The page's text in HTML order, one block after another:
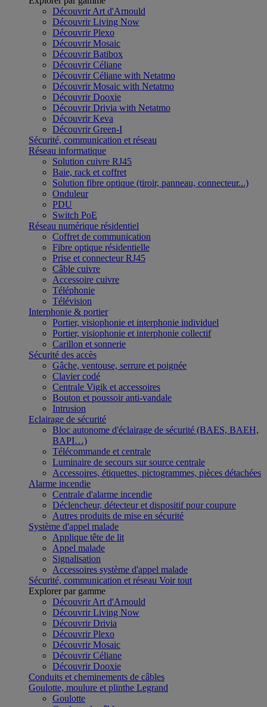
Découvrir Art d'Arnould
Découvrir Living Now
Découvrir Plexo
Découvrir Mosaic
Découvrir Batibox
Découvrir Céliane
Découvrir Céliane with Netatmo
Découvrir Mosaic with Netatmo
Découvrir Dooxie
Découvrir Drivia with Netatmo
Découvrir Keva
Découvrir Green-I
Sécurité, communication et réseau
Réseau informatique
Solution cuivre RJ45
Baie, rack et coffret
Solution fibre optique (tiroir, panneau, connecteur...)
Onduleur
PDU
Switch PoE
Réseau numérique résidentiel
Coffret de communication
Fibre optique résidentielle
Prise et connecteur RJ45
Câble cuivre
Accessoire cuivre
Téléphonie
Télévision
Interphonie & portier
Portier, visiophonie et interphonie individuel
Portier, visiophonie et interphonie collectif
Carillon et sonnerie
Sécurité des accès
Gâche, ventouse, serrure et poignée
Clavier codé
Centrale Vigik et accessoires
Bouton et poussoir anti-vandale
Intrusion
Eclairage de sécurité
Bloc autonome d'éclairage de sécurité (BAES, BAEH,
BAPI…)
Télécommande et centrale
Luminaire de secours sur source centrale
Accessoires, étiquettes, pictogrammes, pièces détachées
Alarme incendie
Centrale d'alarme incendie
Déclencheur, détecteur et dispositif pour coupure
Autres produits de mise en sécurité
Système d'appel malade
Applique tête de lit
Appel malade
Signalisation
Accessoires système d'appel malade
Sécurité, communication et réseau Voir tout
Explorer par gamme
Découvrir Art d'Arnould
Découvrir Living Now
Découvrir Drivia
Découvrir Plexo
Découvrir Mosaic
Découvrir Céliane
Découvrir Dooxie
Conduits et cheminements de câbles
Goulotte, moulure et plinthe Legrand
Goulotte